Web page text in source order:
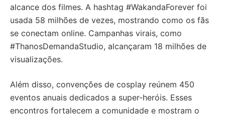
alcance dos filmes. A hashtag #WakandaForever foi
usada 58 milhões de vezes, mostrando como os fãs
se conectam online. Campanhas virais, como
#ThanosDemandaStudio, alcançaram 18 milhões de
visualizações.
Além disso, convenções de cosplay reúnem 450
eventos anuais dedicados a super-heróis. Esses
encontros fortalecem a comunidade e mostram o